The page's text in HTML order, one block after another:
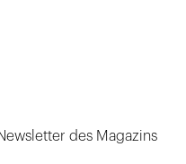
des Magazins